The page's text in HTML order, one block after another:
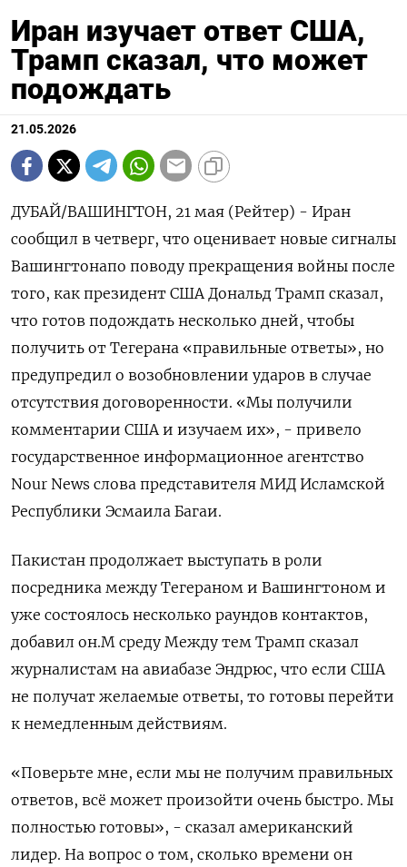
Иран изучает ответ США,
Трамп сказал, что может
подождать
21.05.2026
ДУБАЙ/ВАШИНГТОН, 21 мая (Рейтер) - Иран
сообщил в четверг, что оценивает новые сигналы
Вашингтонапо поводу прекращения войны ‌после
того, как президент США Дональд Трамп сказал,
что готов подождать несколько дней, ​чтобы
получить ​от Тегерана «правильные ​ответы», но
предупредил ⁠о возобновлении ударов в ‌случае
отсутствия договоренности. «Мы получили
‌комментарии США и изучаем их», - привело
государственное информационное ​агентство
Nour News слова представителя ‌МИД Исламской
Республики Эсмаила Багаи.
Пакистан ​продолжает выступать в роли
посредника между Тегераном ‌и Вашингтоном и
уже состоялось несколько раундов контактов,
добавил он.М среду Между ​тем Трамп ​сказал
‌журналистам на авиабазе Эндрюс, что если США ​
не получат желаемые ответы, то готовы перейти
к немедленным действиям.
«Поверьте мне, если мы не получим правильных
ответов, всё может произойти очень быстро. Мы
полностью готовы», - ​сказал американский
лидер. На ⁠вопрос о том, сколько времени он